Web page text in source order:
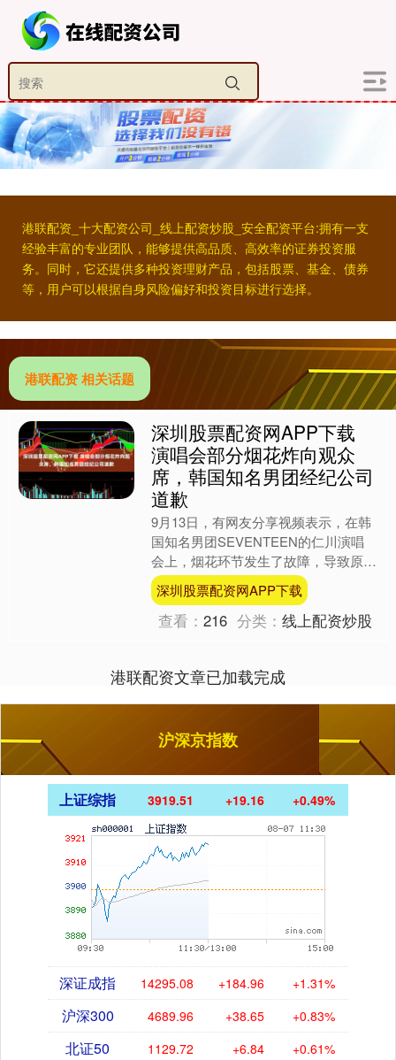
港联配资_十大配资公司_线上配资炒股_安全配资平台:拥有一支
经验丰富的专业团队，能够提供高品质、高效率的证券投资服
务。同时，它还提供多种投资理财产品，包括股票、基金、债券
等，用户可以根据自身风险偏好和投资目标进行选择。
港联配资 相关话题
深圳股票配资网APP下载
演唱会部分烟花炸向观众
席，韩国知名男团经纪公司
道歉
9月13日，有网友分享视频表示，在韩
国知名男团SEVENTEEN的仁川演唱
会上，烟花环节发生了故障，导致原本
该在天上炸开的烟花有部分炸向观众
席，引发了现场观众纷....
深圳股票配资网APP下载
查看：216 分类：线上配资炒股
港联配资文章已加载完成
沪深京指数
上证综指 3919.51 +19.16 +0.49%
深证成指 14295.08 +184.96 +1.31%
沪深300 4689.96 +38.65 +0.83%
北证50 1129.72 +6.84 +0.61%